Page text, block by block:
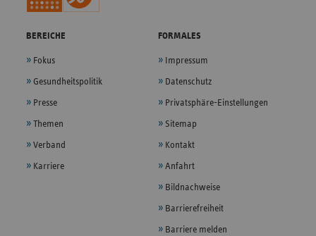
BEREICHE
Fokus
Gesundheitspolitik
Presse
Themen
Verband
Karriere
FORMALES
Impressum
Datenschutz
Privatsphäre-Einstellungen
Sitemap
Kontakt
Anfahrt
Bildnachweise
Barrierefreiheit
Barriere melden